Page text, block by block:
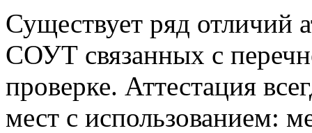
Существует ряд отличий
СОУТ связанных с
проверке. Аттестация
мест с использованием: